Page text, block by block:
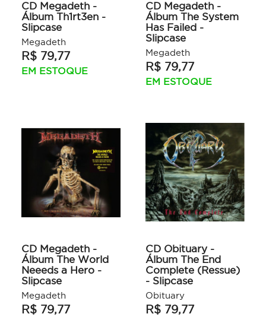
CD Megadeth -
Álbum Th1rt3en -
Slipcase
Megadeth
R$ 79,77
EM ESTOQUE
CD Megadeth -
Álbum The System
Has Failed -
Slipcase
Megadeth
R$ 79,77
EM ESTOQUE
CD Megadeth -
Álbum The World
Neeeds a Hero -
Slipcase
Megadeth
R$ 79,77
CD Obituary -
Álbum The End
Complete (Ressue)
- Slipcase
Obituary
R$ 79,77